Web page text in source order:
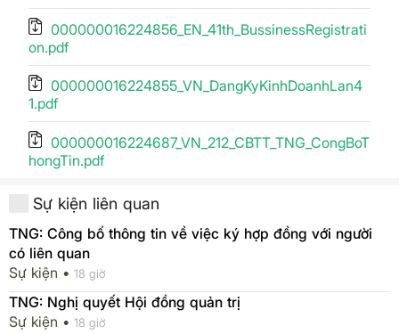
000000016224856_EN_41th_BussinessRegistrati
on.pdf
000000016224855_VN_DangKyKinhDoanhLan4
1.pdf
000000016224687_VN_212_CBTT_TNG_CongBoT
hongTin.pdf
Sự kiện liên quan
TNG: Công bố thông tin về việc ký hợp đồng với người
có liên quan
Sự kiện • 18 giờ
TNG: Nghị quyết Hội đồng quản trị
Sự kiện • 18 giờ